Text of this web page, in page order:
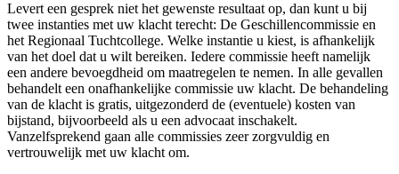
Levert een gesprek niet het gewenste resultaat op, dan kunt u bij
twee instanties met uw klacht terecht: De Geschillencommissie en
het Regionaal Tuchtcollege. Welke instantie u kiest, is afhankelijk
van het doel dat u wilt bereiken. Iedere commissie heeft namelijk
een andere bevoegdheid om maatregelen te nemen. In alle gevallen
behandelt een onafhankelijke commissie uw klacht. De behandeling
van de klacht is gratis, uitgezonderd de (eventuele) kosten van
bijstand, bijvoorbeeld als u een advocaat inschakelt.
Vanzelfsprekend gaan alle commissies zeer zorgvuldig en
vertrouwelijk met uw klacht om.